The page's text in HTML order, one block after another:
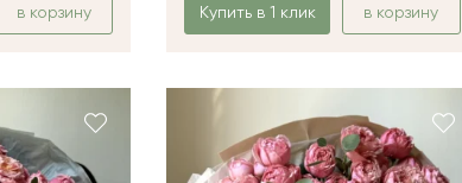
в корзину Купить в 1 клик в корзину